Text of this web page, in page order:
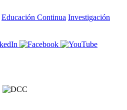
Educación Continua Investigación